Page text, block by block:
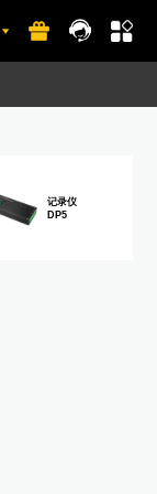
记录仪
DP5